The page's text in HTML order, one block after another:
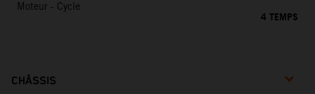
Moteur - Cycle
4 TEMPS
CHÂSSIS